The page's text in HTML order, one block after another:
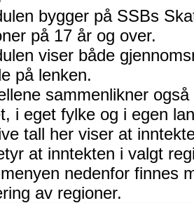
bygger på SSBs
på 17 år og over.
viser både
på lenken.
sammenlikner
i eget fylke og i egen
tall her viser at
at inntekten i valgt
nedenfor finnes
av regioner.